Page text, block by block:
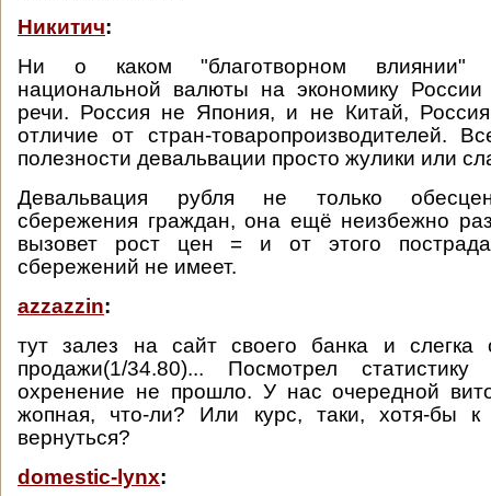
Никитич:
Ни о каком "благотворном влиянии"
национальной валюты на экономику
речи. Россия не Япония, и не Китай,
отличие от стран-товаропроизводителей.
полезности девальвации просто жулики или
Девальвация рубля не только
сбережения граждан, она ещё неизбежно
вызовет рост цен = и от этого
сбережений не имеет.
azzazzin:
тут залез на сайт своего банка и слегка
продажи(1/34.80)... Посмотрел
охренение не прошло. У нас очередной
жопная, что-ли? Или курс, таки, хотя-бы
вернуться?
domestic-lynx: